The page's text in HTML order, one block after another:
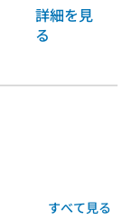
詳細を見
る
すべて見る